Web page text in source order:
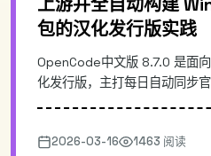
包的汉化发行版实践
OpenCode中文版 8.7.0 是面
化发行版，主打每日自动同步
用痛点切入，讲清上游同步、
布的核心思路，并给出安装与
2026-03-16 1463 阅读